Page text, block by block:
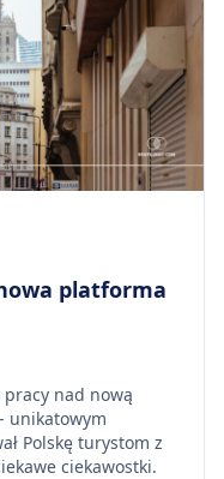
platforma
pracy nad nową
unikatowym
Polskę turystom z
ciekawostki.